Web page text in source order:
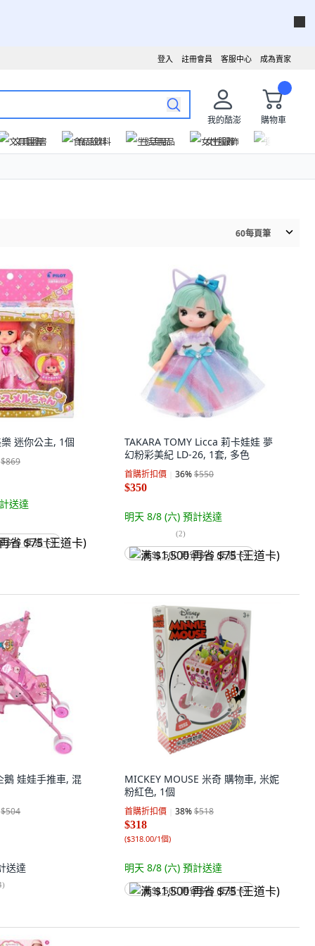
成為賣家
客服中心
註冊會員
登入
我的酷澎
購物車
文具圖書
食品飲料 生活用品 女性服飾
60每頁筆
迷你公主, 1個
$869
送達
$75 (王道卡)
TAKARA TOMY Licca 莉卡娃娃 夢
幻粉彩美紀 LD-26, 1套, 多色
首購折扣價 36%$550
$350
明天 8/8 (六) 預計送達
(2)
满 $1,500 再省 $75 (王道卡)
娃娃手推車, 混
$504
送達
)
MICKEY MOUSE 米奇 購物車, 米妮
粉紅色, 1個
首購折扣價 38%$518
$318
($318.00/1個)
明天 8/8 (六) 預計送達
满 $1,500 再省 $75 (王道卡)